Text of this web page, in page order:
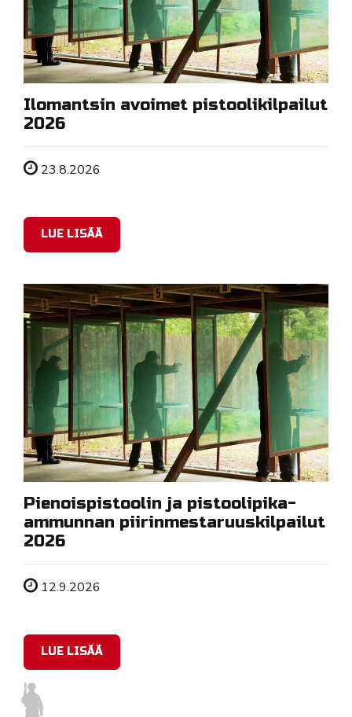
Ilomantsin avoimet pistoolikilpailut
2026
Tapahtuman ajankohta
23.8.2026
LUE LISÄÄ
Pienoispistoolin ja pistoolipika-
ammunnan piirinmestaruuskilpailut
2026
Tapahtuman ajankohta
12.9.2026
LUE LISÄÄ